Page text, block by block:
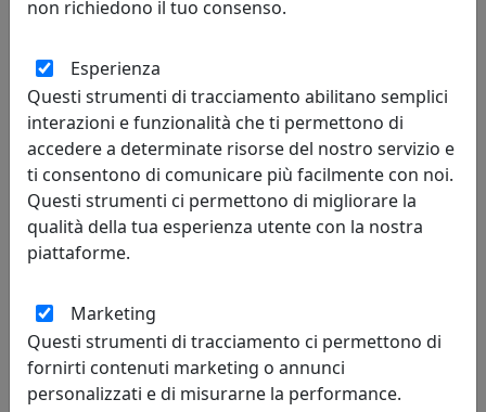
POLTRONA DIREZIONALE ANGIE AG001
Viciani
non richiedono il tuo consenso.
Esperienza
Questi strumenti di tracciamento abilitano semplici
interazioni e funzionalità che ti permettono di
accedere a determinate risorse del nostro servizio e
ti consentono di comunicare più facilmente con noi.
Questi strumenti ci permettono di migliorare la
qualità della tua esperienza utente con la nostra
piattaforme.
Marketing
Questi strumenti di tracciamento ci permettono di
fornirti contenuti marketing o annunci
personalizzati e di misurarne la performance.